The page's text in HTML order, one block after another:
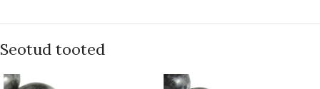
Seotud tooted